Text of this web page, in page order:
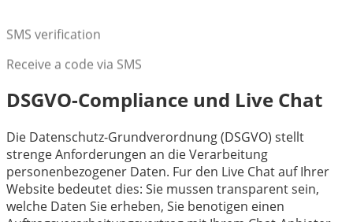
SMS verification
Receive a code via SMS
DSGVO-Compliance und Live Chat
Die Datenschutz-Grundverordnung (DSGVO) stellt
strenge Anforderungen an die Verarbeitung
personenbezogener Daten. Fur den Live Chat auf Ihrer
Website bedeutet dies: Sie mussen transparent sein,
welche Daten Sie erheben, Sie benotigen einen